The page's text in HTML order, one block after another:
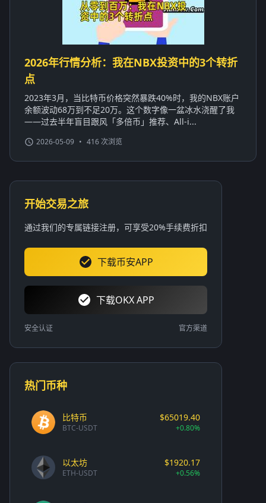
2026年行情分析：我在NBX投资中的3个转折
点
2023年3月，当比特币价格突然暴跌40%时，我的NBX账户
余额波动68万到不足20万。这个数字像一盆冰水浇醒了我
——过去半年盲目跟风「多倍币」推荐、All-i...
2026-05-09 • 416 次浏览
开始交易之旅
通过我们的专属链接注册，可享受20%手续费折扣
下载币安APP
下载OKX APP
安全认证 官方渠道
热门币种
比特币
BTC-USDT
$65019.40
+0.80%
以太坊
ETH-USDT
$1920.17
+0.56%